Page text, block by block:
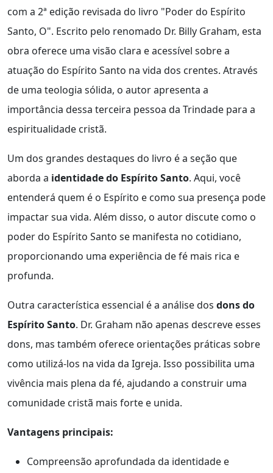
com a 2ª edição revisada do livro "Poder do Espírito
Santo, O". Escrito pelo renomado Dr. Billy Graham, esta
obra oferece uma visão clara e acessível sobre a
atuação do Espírito Santo na vida dos crentes. Através
de uma teologia sólida, o autor apresenta a
importância dessa terceira pessoa da Trindade para a
espiritualidade cristã.
Um dos grandes destaques do livro é a seção que
aborda a identidade do Espírito Santo. Aqui, você
entenderá quem é o Espírito e como sua presença pode
impactar sua vida. Além disso, o autor discute como o
poder do Espírito Santo se manifesta no cotidiano,
proporcionando uma experiência de fé mais rica e
profunda.
Outra característica essencial é a análise dos dons do
Espírito Santo. Dr. Graham não apenas descreve esses
dons, mas também oferece orientações práticas sobre
como utilizá-los na vida da Igreja. Isso possibilita uma
vivência mais plena da fé, ajudando a construir uma
comunidade cristã mais forte e unida.
Vantagens principais:
Compreensão aprofundada da identidade e